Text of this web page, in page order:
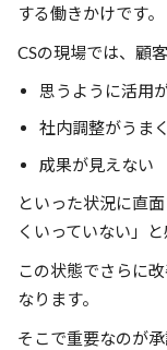
する働きかけです。
CSの現場では、顧
思うように活用
社内調整がうま
成果が見えない
といった状況に直
くいっていない」と
この状態でさらに
なります。
そこで重要なのが承